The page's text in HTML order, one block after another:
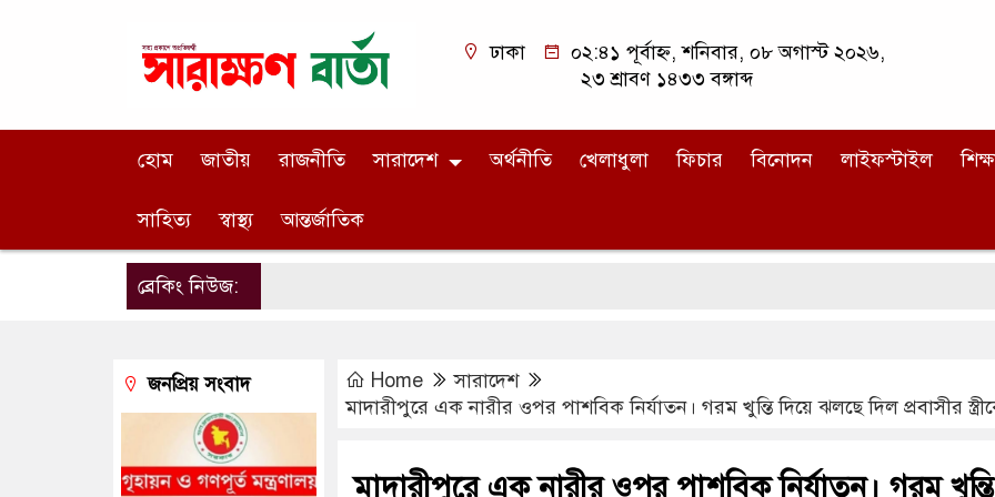
ঢাকা
০২:৪১ পূর্বাহ্ন, শনিবার, ০৮ অগাস্ট ২০২৬,
২৩ শ্রাবণ ১৪৩৩ বঙ্গাব্দ
হোম জাতীয় রাজনীতি সারাদেশ অর্থনীতি খেলাধুলা ফিচার বিনোদন লাইফস্টাইল
সাহিত্য স্বাস্থ্য আন্তর্জাতিক
ব্রেকিং নিউজ:
Home
সারাদেশ
মাদারীপুরে এক নারীর ওপর পাশবিক নির্যাতন। গরম খুন্তি দিয়ে ঝলছে দিল প্রবাসীর
মাদারীপুরে এক নারীর ওপর পাশবিক নির্যাতন। গরম খুন্তি
জনপ্রিয় সংবাদ